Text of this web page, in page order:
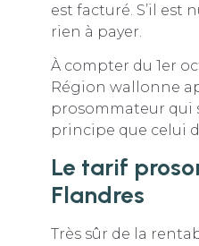
est facturé. S’il est
rien à payer.
À compter du 1er
Région wallonne
prosommateur qui
principe que celui
Le tarif
Flandres
Très sûr de la